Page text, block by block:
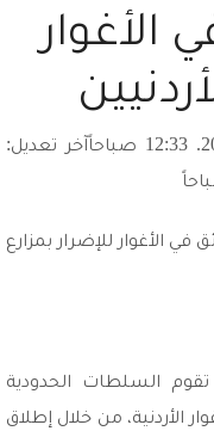
الأغوار
شر في: الأربعاء 24 حزيران / يونيو 2026. 12:33 صباحاًآخر تعديل:
السلطات الحدودية
الأردنية، من خلال إطلاق